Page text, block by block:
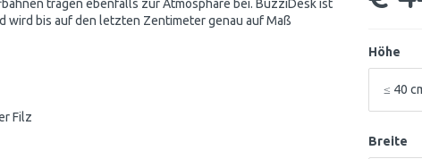
Höhe
Breite
tragen ebenfalls zur Atmosphäre bei. BuzziDesk ist
wird bis auf den letzten Zentimeter genau auf Maß
Filz